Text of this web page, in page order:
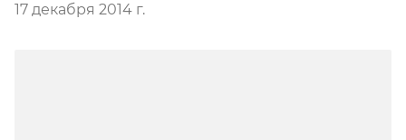
17 декабря 2014 г.